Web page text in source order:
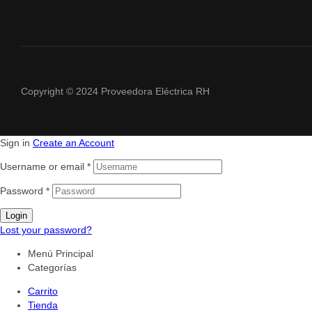
Copyright © 2024 Proveedora Eléctrica RH
Sign in Create an Account
Username or email *
Password *
Login
Lost your password?
Menú Principal
Categorías
Carrito
Tienda